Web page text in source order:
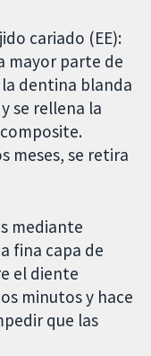
cariado (EE):
mayor parte de
dentina blanda
se rellena la
meses, se retira
mediante
fina capa de
el diente
minutos y hace
que las